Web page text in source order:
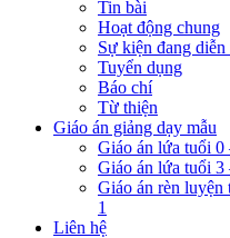
Tin bài
Hoạt động chung
Sự kiện đang diễn
Tuyển dụng
Báo chí
Từ thiện
Giáo án giảng dạy mẫu
Giáo án lứa tuổi 0
Giáo án lứa tuổi 3
Giáo án rèn
1
Liên hệ